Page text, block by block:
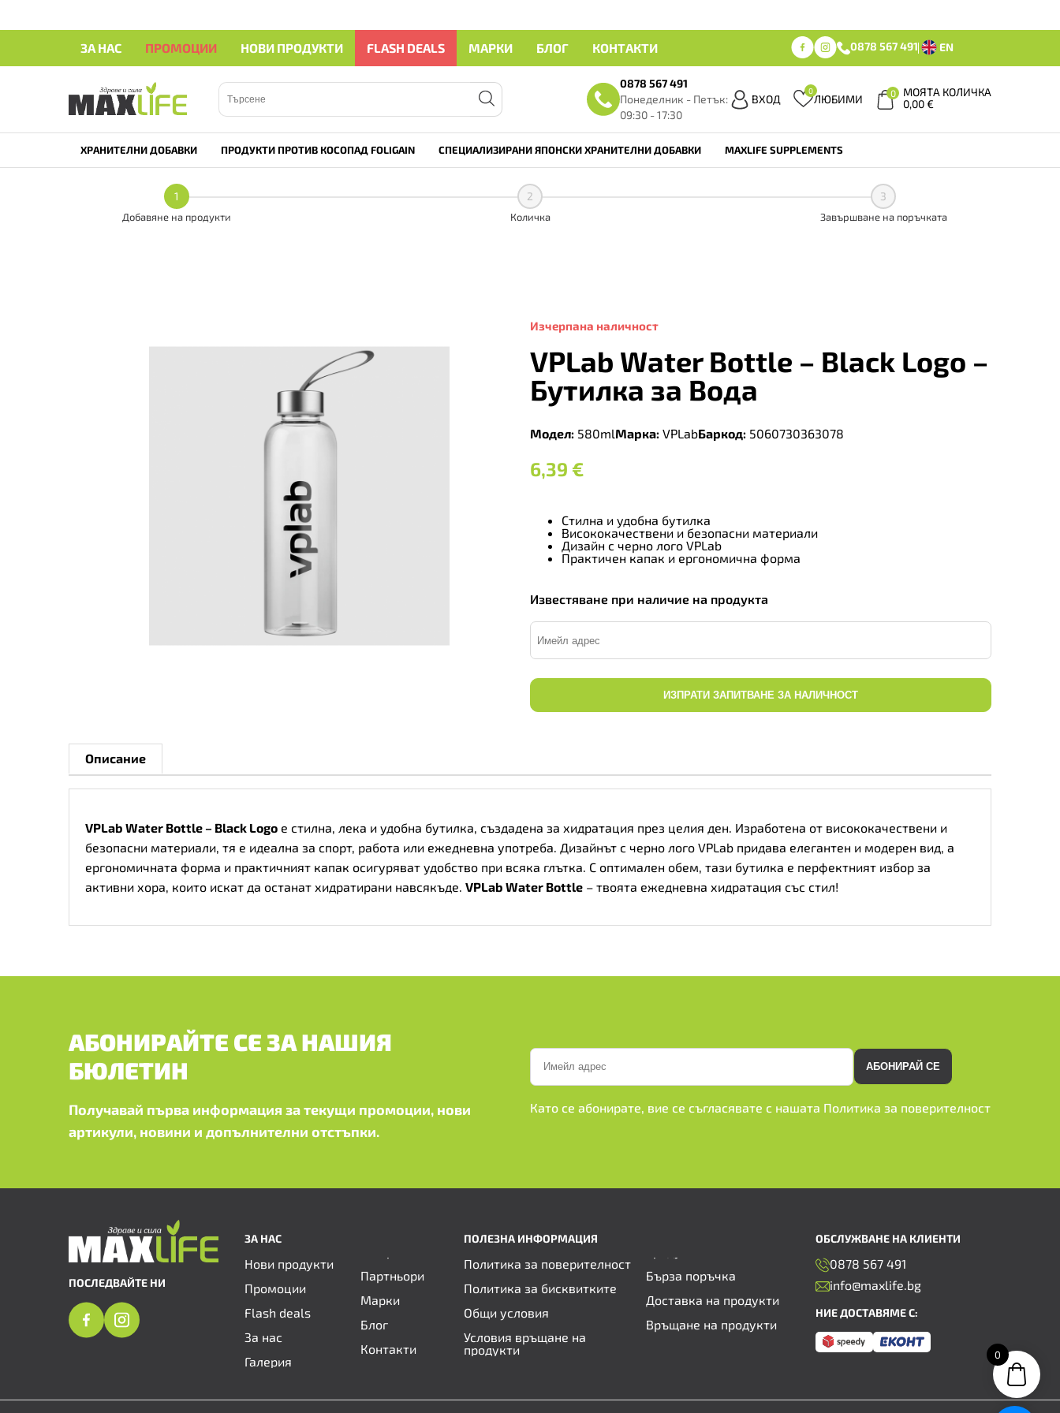
ЗА НАС ПРОМОЦИИ НОВИ ПРОДУКТИ FLASH DEALS МАРКИ БЛОГ КОНТАКТИ 0878 567 491 EN
0878 567 491
Понеделник - Петък:
09:30 - 17:30
ВХОД
0
ЛЮБИМИ 0
МОЯТА КОЛИЧКА
0,00€
ХРАНИТЕЛНИ ДОБАВКИ ПРОДУКТИ ПРОТИВ КОСОПАД FOLIGAIN СПЕЦИАЛИЗИРАНИ ЯПОНСКИ ХРАНИТЕЛНИ ДОБАВКИ MAXLIFE SUPPLEMENTS
1
Добавяне на продукти
2
Количка
3
Завършване на поръчката
Изчерпана наличност
VPLab Water Bottle – Black Logo –
Бутилка за Вода
Модел: 580mlМарка: VPLabБаркод: 5060730363078
6,39 €
Стилна и удобна бутилка
Висококачествени и безопасни материали
Дизайн с черно лого VPLab
Практичен капак и ергономична форма
Известяване при наличие на продукта
ИЗПРАТИ ЗАПИТВАНЕ ЗА НАЛИЧНОСТ
Описание
VPLab Water Bottle – Black Logo е стилна, лека и удобна бутилка, създадена за хидратация през целия ден. Изработена от висококачествени и
безопасни материали, тя е идеална за спорт, работа или ежедневна употреба. Дизайнът с черно лого VPLab придава елегантен и модерен вид, а
ергономичната форма и практичният капак осигуряват удобство при всяка глътка. С оптимален обем, тази бутилка е перфектният избор за
активни хора, които искат да останат хидратирани навсякъде. VPLab Water Bottle – твоята ежедневна хидратация със стил!
АБОНИРАЙТЕ СЕ ЗА НАШИЯ
БЮЛЕТИН
Получавай първа информация за текущи промоции, нови
артикули, новини и допълнителни отстъпки.
АБОНИРАЙ СЕ
Като се абонирате, вие се съгласявате с нашата Политика за поверителност
ПОСЛЕДВАЙТЕ НИ
ЗА НАС
Нови продукти
Промоции
Flash deals
За нас
Галерия
Партньори
Марки
Блог
Контакти
ПОЛЕЗНА ИНФОРМАЦИЯ
Политика за поверителност
Политика за бисквитките
Общи условия
Условия връщане на
продукти
Бърза поръчка
Доставка на продукти
Връщане на продукти
ОБСЛУЖВАНЕ НА КЛИЕНТИ
0878 567 491
info@maxlife.bg
НИЕ ДОСТАВЯМЕ С:
0